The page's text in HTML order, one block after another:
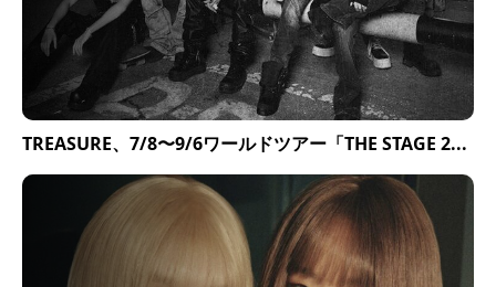
TREASURE、7/8〜9/6ワールドツアー「THE STAGE 2...